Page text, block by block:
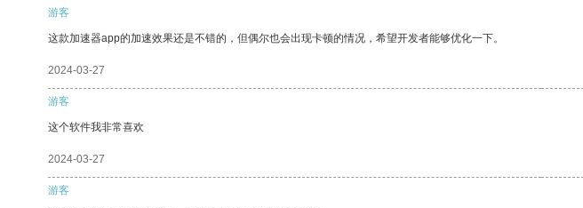
游客
这款加速器app的加速效果还是不错的，但偶尔也会出现卡顿的情况，希望开发者能够优化一下。
2024-03-27
游客
这个软件我非常喜欢
2024-03-27
游客